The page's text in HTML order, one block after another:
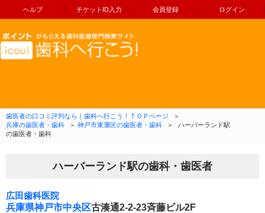
ヘルプ チケットID入力 会員登録 ログイン
コンテンツへ移動
歯医者の口コミ評判なら｜歯科へ行こう！ＴＯＰページ
＞
兵庫の歯医者・歯科
＞ 神戸市東灘区の歯医者・歯科 ＞
ハーバーランド駅
の歯医者・歯科
ハーバーランド駅の歯科・歯医者
広田歯科医院
兵庫県神戸市中央区古湊通2-2-23斉藤ビル2F